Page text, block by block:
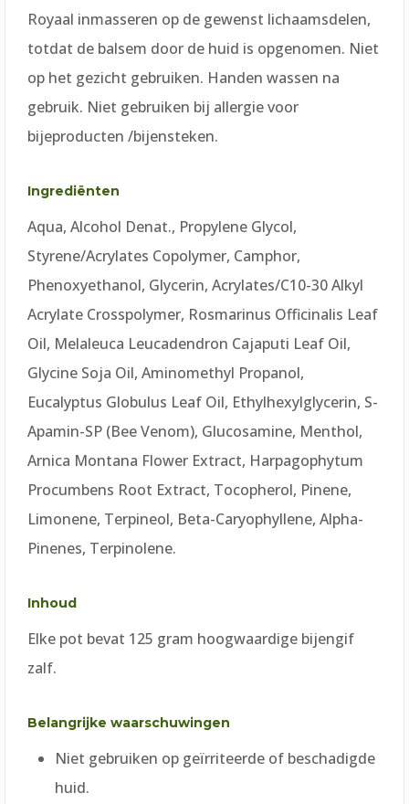
Royaal inmasseren op de gewenst lichaamsdelen,
totdat de balsem door de huid is opgenomen. Niet
op het gezicht gebruiken. Handen wassen na
gebruik. Niet gebruiken bij allergie voor
bijeproducten /bijensteken.
Ingrediënten
Aqua, Alcohol Denat., Propylene Glycol,
Styrene/Acrylates Copolymer, Camphor,
Phenoxyethanol, Glycerin, Acrylates/C10-30 Alkyl
Acrylate Crosspolymer, Rosmarinus Officinalis Leaf
Oil, Melaleuca Leucadendron Cajaputi Leaf Oil,
Glycine Soja Oil, Aminomethyl Propanol,
Eucalyptus Globulus Leaf Oil, Ethylhexylglycerin, S-
Apamin-SP (Bee Venom), Glucosamine, Menthol,
Arnica Montana Flower Extract, Harpagophytum
Procumbens Root Extract, Tocopherol, Pinene,
Limonene, Terpineol, Beta-Caryophyllene, Alpha-
Pinenes, Terpinolene.
Inhoud
Elke pot bevat 125 gram hoogwaardige bijengif
zalf.
Belangrijke waarschuwingen
Niet gebruiken op geïrriteerde of beschadigde
huid.